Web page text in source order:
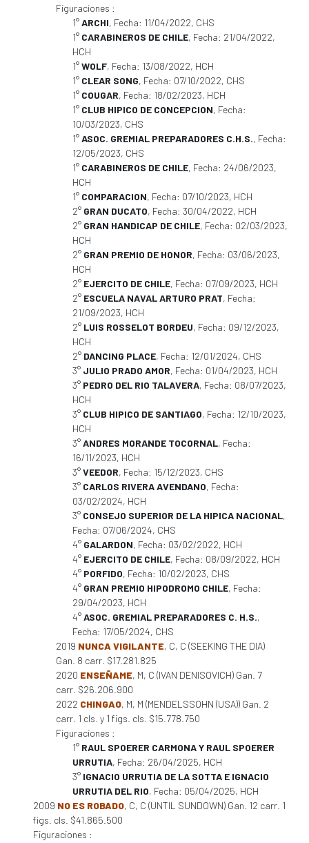
Figuraciones :
1°ARCHI, Fecha: 11/04/2022, CHS
1° CARABINEROS DE CHILE, Fecha: 21/04/2022,
HCH
1°WOLF, Fecha: 13/08/2022, HCH
1° CLEAR SONG, Fecha: 07/10/2022, CHS
1° COUGAR, Fecha: 18/02/2023, HCH
1° CLUB HIPICO DE CONCEPCION, Fecha:
10/03/2023, CHS
1°ASOC. GREMIAL PREPARADORES C.H.S., Fecha:
12/05/2023, CHS
1° CARABINEROS DE CHILE, Fecha: 24/06/2023,
HCH
1° COMPARACION, Fecha: 07/10/2023, HCH
2° GRAN DUCATO, Fecha: 30/04/2022, HCH
2° GRAN HANDICAP DE CHILE, Fecha: 02/03/2023,
HCH
2° GRAN PREMIO DE HONOR, Fecha: 03/06/2023,
HCH
2° EJERCITO DE CHILE, Fecha: 07/09/2023, HCH
2° ESCUELA NAVAL ARTURO PRAT, Fecha:
21/09/2023, HCH
2° LUIS ROSSELOT BORDEU, Fecha: 09/12/2023,
HCH
2° DANCING PLACE, Fecha: 12/01/2024, CHS
3° JULIO PRADO AMOR, Fecha: 01/04/2023, HCH
3° PEDRO DEL RIO TALAVERA, Fecha: 08/07/2023,
HCH
3° CLUB HIPICO DE SANTIAGO, Fecha: 12/10/2023,
HCH
3°ANDRES MORANDE TOCORNAL, Fecha:
16/11/2023, HCH
3°VEEDOR, Fecha: 15/12/2023, CHS
3° CARLOS RIVERA AVENDANO, Fecha:
03/02/2024, HCH
3° CONSEJO SUPERIOR DE LA HIPICA NACIONAL,
Fecha: 07/06/2024, CHS
4° GALARDON, Fecha: 03/02/2022, HCH
4° EJERCITO DE CHILE, Fecha: 08/09/2022, HCH
4° PORFIDO, Fecha: 10/02/2023, CHS
4° GRAN PREMIO HIPODROMO CHILE, Fecha:
29/04/2023, HCH
4°ASOC. GREMIAL PREPARADORES C. H.S.,
Fecha: 17/05/2024, CHS
2019 NUNCA VIGILANTE, C, C (SEEKING THE DIA)
Gan. 8 carr. $17.281.825
2020 ENSEÑAME, M, C (IVAN DENISOVICH) Gan. 7
carr. $26.206.900
2022 CHINGAO, M, M (MENDELSSOHN (USA)) Gan. 2
carr. 1 cls. y 1 figs. cls. $15.778.750
Figuraciones :
1° RAUL SPOERER CARMONA Y RAUL SPOERER
URRUTIA, Fecha: 26/04/2025, HCH
3° IGNACIO URRUTIA DE LA SOTTA E IGNACIO
URRUTIA DEL RIO, Fecha: 05/04/2025, HCH
2009 NO ES ROBADO, C, C (UNTIL SUNDOWN) Gan. 12 carr. 1
figs. cls. $41.865.500
Figuraciones :